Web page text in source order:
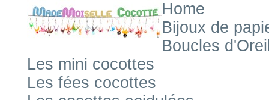
Home
Bijoux de
Boucles
Les mini cocottes
Les fées cocottes